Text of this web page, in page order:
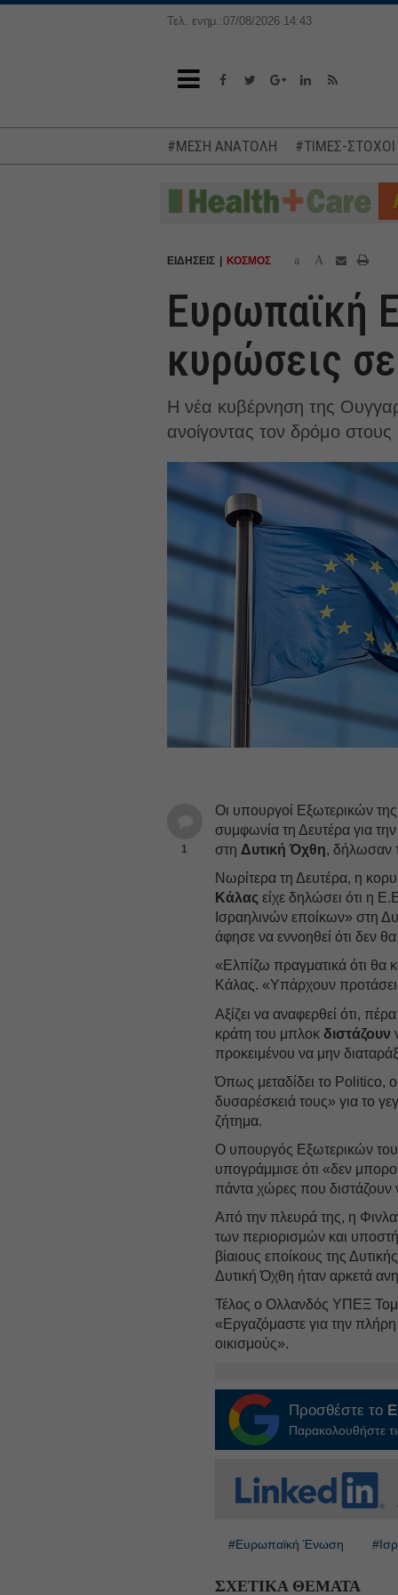
Τελ. ενημ.:07/08/2026 14:43
#ΜΕΣΗ ΑΝΑΤΟΛΗ #ΤΙΜΕΣ-
ΕΙΔΗΣΕΙΣ ΚΟΣΜΟΣ a A
Ευρωπαϊκή
κυρώσεις
Η νέα κυβέρνηση της
ανοίγοντας τον δρόμο
1
Oι υπουργοί Εξωτερικών
συμφωνία τη Δευτέρα για
στηΔυτική Όχθη, δήλωσαν
Νωρίτερα τη Δευτέρα, η
Κάλας είχε δηλώσει ότι η
Ισραηλινών εποίκων» στη
άφησε να εννοηθεί ότι δεν
«Ελπίζω πραγματικά ότι θα
Κάλας. «Υπάρχουν
Αξίζει να αναφερθεί ότι,
κράτη του μπλοκδιστάζουν
προκειμένου να μην
Όπως μεταδίδει το Politico,
δυσαρέσκειά τους» για το
ζήτημα.
Ο υπουργός Εξωτερικών
υπογράμμισε ότι «δεν
πάντα χώρες που διστάζουν
Από την πλευρά της, η
των περιορισμών και
βίαιους εποίκους της
Δυτική Όχθη ήταν αρκετά
Τέλος ο Ολλανδός ΥΠΕΞ Τομ
«Εργαζόμαστε για την
οικισμούς».
Προσθέστε το
Παρακολουθήστε
#Ευρωπαϊκή Ένωση
ΣΧΕΤΙΚΑ ΘΕΜΑΤΑ